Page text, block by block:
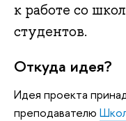
к работе со
студентов.
Откуда идея?
Идея проекта
преподавателю